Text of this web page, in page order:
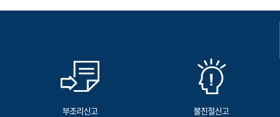
부조리신고 불친절신고